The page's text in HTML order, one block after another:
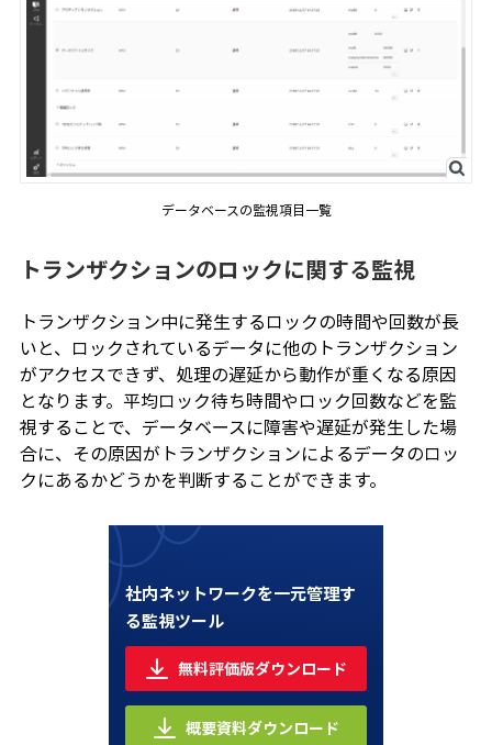
データベースの監視項目一覧
トランザクションのロックに関する監視
トランザクション中に発生するロックの時間や回数が長
いと、ロックされているデータに他のトランザクション
がアクセスできず、処理の遅延から動作が重くなる原因
となります。平均ロック待ち時間やロック回数などを監
視することで、データベースに障害や遅延が発生した場
合に、その原因がトランザクションによるデータのロッ
クにあるかどうかを判断することができます。
社内ネットワークを一元管理す
る監視ツール
無料評価版ダウンロード
概要資料ダウンロード